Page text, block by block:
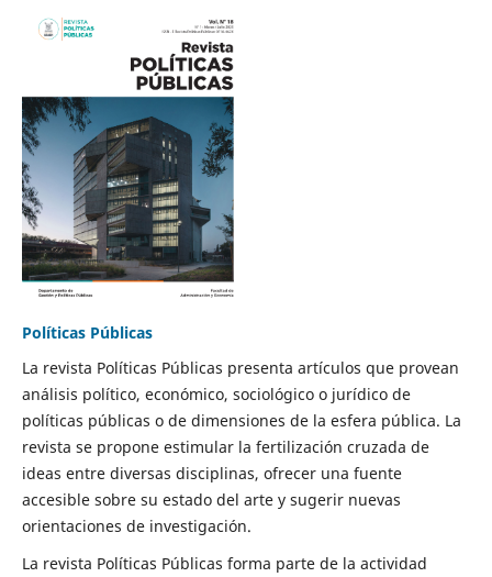
Políticas Públicas
La revista Políticas Públicas presenta artículos que provean
análisis político, económico, sociológico o jurídico de
políticas públicas o de dimensiones de la esfera pública. La
revista se propone estimular la fertilización cruzada de
ideas entre diversas disciplinas, ofrecer una fuente
accesible sobre su estado del arte y sugerir nuevas
orientaciones de investigación.
La revista Políticas Públicas forma parte de la actividad